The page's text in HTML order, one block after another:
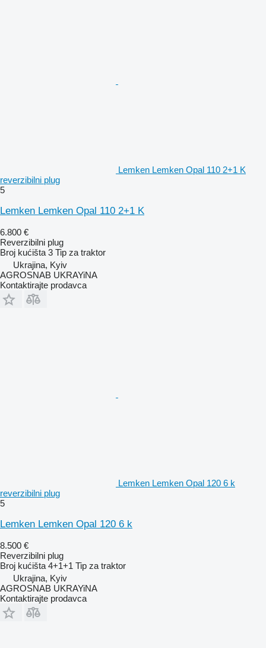
Lemken Lemken Opal 110 2+1 K
reverzibilni plug
5
Lemken Lemken Opal 110 2+1 K
6.800 €
Reverzibilni plug
Broj kućišta 3 Tip za traktor
Ukrajina, Kyiv
AGROSNAB UKRAYiNA
Kontaktirajte prodavca
Lemken Lemken Opal 120 6 k
reverzibilni plug
5
Lemken Lemken Opal 120 6 k
8.500 €
Reverzibilni plug
Broj kućišta 4+1+1 Tip za traktor
Ukrajina, Kyiv
AGROSNAB UKRAYiNA
Kontaktirajte prodavca